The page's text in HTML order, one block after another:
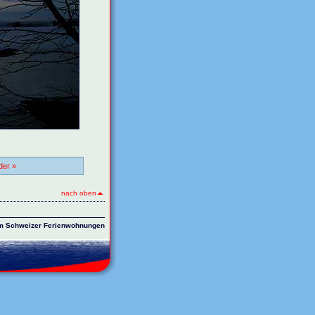
»
nach oben
Schweizer Ferienwohnungen